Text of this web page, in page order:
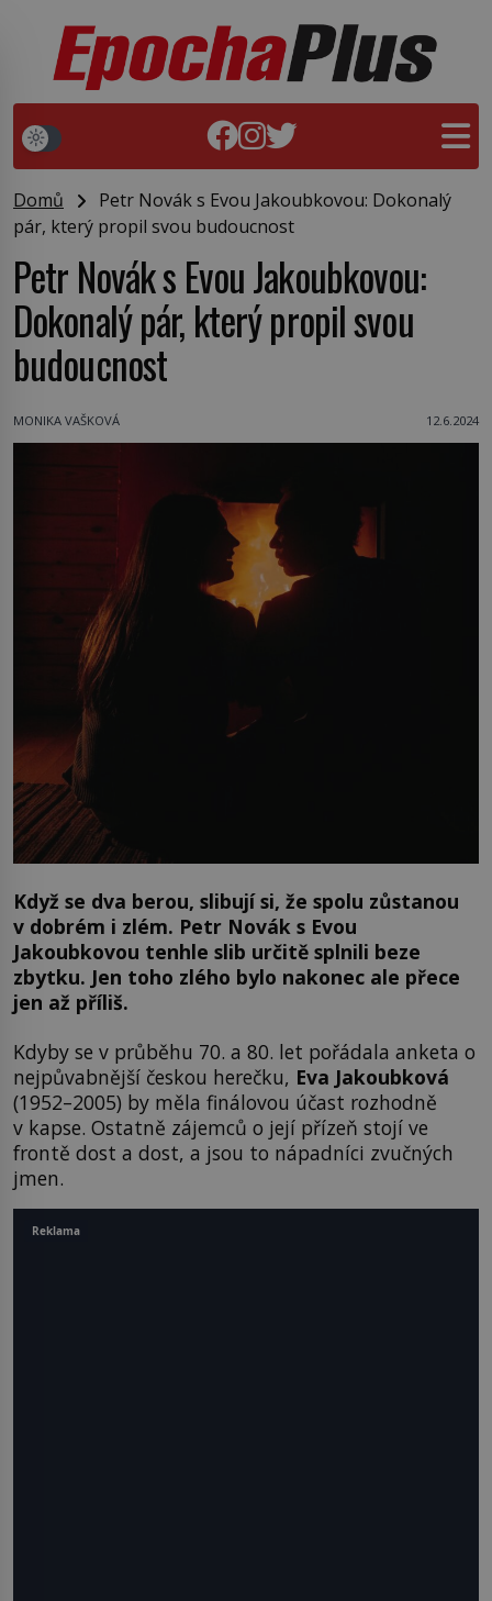
Domů
Petr Novák s Evou Jakoubkovou: Dokonalý
pár, který propil svou budoucnost
Petr Novák s Evou Jakoubkovou:
Dokonalý pár, který propil svou
budoucnost
MONIKA VAŠKOVÁ 12.6.2024
Když se dva berou, slibují si, že spolu zůstanou
v dobrém i zlém. Petr Novák s Evou
Jakoubkovou tenhle slib určitě splnili beze
zbytku. Jen toho zlého bylo nakonec ale přece
jen až příliš.
Kdyby se v průběhu 70. a 80. let pořádala anketa o
nejpůvabnější českou herečku, Eva Jakoubková
(1952–2005) by měla finálovou účast rozhodně
v kapse. Ostatně zájemců o její přízeň stojí ve
frontě dost a dost, a jsou to nápadníci zvučných
jmen.
Reklama